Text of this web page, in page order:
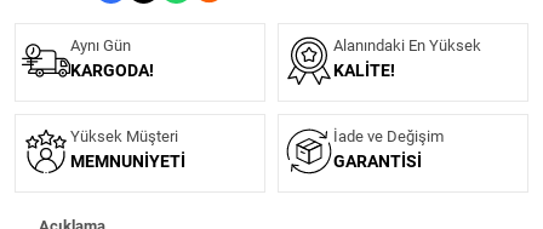
Aynı Gün
KARGODA!
Alanındaki En Yüksek
KALITE!
Yüksek Müşteri
MEMNUNIYETI
İade ve Değişim
GARANTISI